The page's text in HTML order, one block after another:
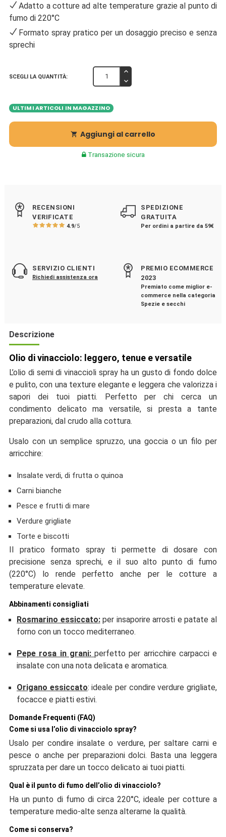
Adatto a cotture ad alte temperature grazie al punto di
fumo di 220°C
Formato spray pratico per un dosaggio preciso e senza
sprechi
SCEGLI LA QUANTITÀ:
ULTIMI ARTICOLI IN MAGAZZINO
 Aggiungi al carrello
Transazione sicura
RECENSIONI
VERIFICATE
4.9/5
SPEDIZIONE
GRATUITA
Per ordini a partire da 59€
SERVIZIO CLIENTI
Richiedi assistenza ora
PREMIO ECOMMERCE
2023
Premiato come miglior e-
commerce nella categoria
Spezie e secchi
Descrizione
Olio di vinacciolo: leggero, tenue e versatile
L’olio di semi di vinaccioli spray ha un gusto di fondo dolce
e pulito, con una texture elegante e leggera che valorizza i
sapori dei tuoi piatti. Perfetto per chi cerca un
condimento delicato ma versatile, si presta a tante
preparazioni, dal crudo alla cottura.
Usalo con un semplice spruzzo, una goccia o un filo per
arricchire:
Insalate verdi, di frutta o quinoa
Carni bianche
Pesce e frutti di mare
Verdure grigliate
Torte e biscotti
Il pratico formato spray ti permette di dosare con
precisione senza sprechi, e il suo alto punto di fumo
(220°C) lo rende perfetto anche per le cotture a
temperature elevate.
Abbinamenti consigliati
Rosmarino essiccato:per insaporire arrosti e patate al
forno con un tocco mediterraneo.
Pepe rosa in grani: perfetto per arricchire carpacci e
insalate con una nota delicata e aromatica.
Origano essiccato: ideale per condire verdure grigliate,
focacce e piatti estivi.
Domande Frequenti (FAQ)
Come si usa l’olio di vinacciolo spray?
Usalo per condire insalate o verdure, per saltare carni e
pesce o anche per preparazioni dolci. Basta una leggera
spruzzata per dare un tocco delicato ai tuoi piatti.
Qual è il punto di fumo dell’olio di vinacciolo?
Ha un punto di fumo di circa 220°C, ideale per cotture a
temperature medio-alte senza alterarne la qualità.
Come si conserva?